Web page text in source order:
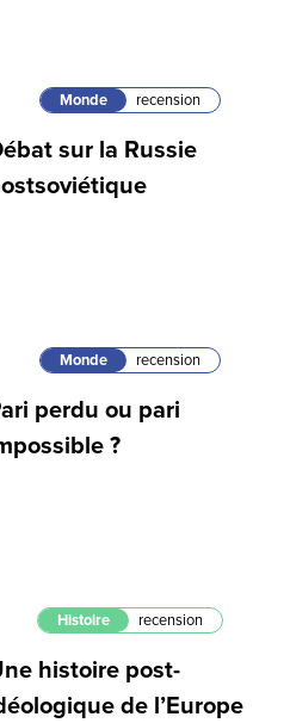
Monde recension
sur la Russie
Monde recension
perdu ou pari
?
Histoire recension
histoire post-
de l’Europe